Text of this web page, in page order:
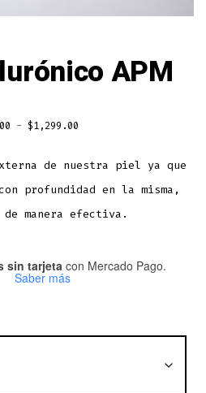
APM
- $1,299.00Rango
precios:
desde
$309.00
de nuestra piel ya que
profundidad en la misma,
manera efectiva.
sin tarjetacon Mercado Pago.
Saber más